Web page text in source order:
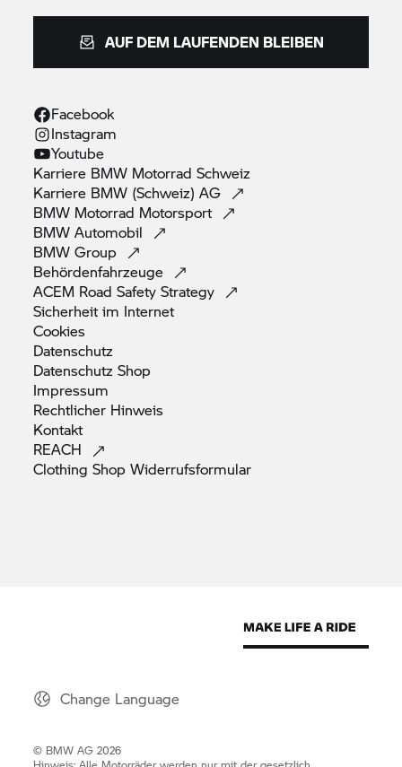
AUF DEM LAUFENDEN BLEIBEN
Facebook
Instagram
Youtube
Karriere BMW Motorrad Schweiz
Karriere BMW (Schweiz)AG
BMW Motorrad Motorsport
BMWAutomobil
BMWGroup
Behördenfahrzeuge
ACEM Road SafetyStrategy
Sicherheit im Internet
Cookies
Datenschutz
DatenschutzShop
Impressum
Rechtlicher Hinweis
Kontakt
REACH
Clothing ShopWiderrufsformular
Change Language
© BMW AG 2026